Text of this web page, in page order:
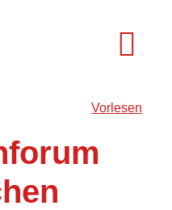
Vorlesen